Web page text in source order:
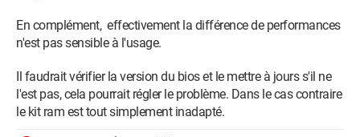
En complément, effectivement la différence de performances
n'est pas sensible à l'usage.
Il faudrait vérifier la version du bios et le mettre à jours s'il ne
l'est pas, cela pourrait régler le problème. Dans le cas contraire
le kit ram est tout simplement inadapté.